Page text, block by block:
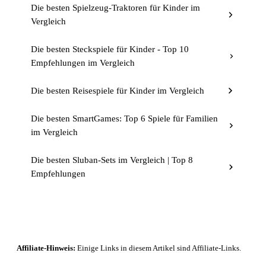
Die besten Spielzeug-Traktoren für Kinder im
Vergleich
Die besten Steckspiele für Kinder - Top 10
Empfehlungen im Vergleich
Die besten Reisespiele für Kinder im Vergleich
Die besten SmartGames: Top 6 Spiele für Familien
im Vergleich
Die besten Sluban-Sets im Vergleich | Top 8
Empfehlungen
Affiliate-Hinweis: Einige Links in diesem Artikel sind Affiliate-Links.